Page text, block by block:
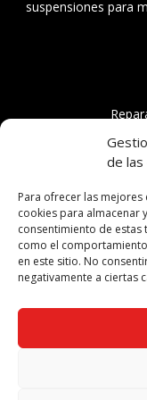
de las
Para ofrecer las mejores
cookies para almacenar
consentimiento de
como el
en este sitio. No
negativamente a ciertas
suspensiones para